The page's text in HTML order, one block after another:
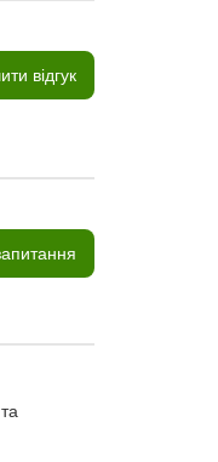
відгук